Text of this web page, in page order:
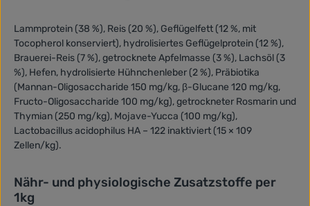
Lammprotein (38 %), Reis (20 %), Geflügelfett (12 %, mit
Tocopherol konserviert), hydrolisiertes Geflügelprotein (12 %),
Brauerei-Reis (7 %), getrocknete Apfelmasse (3 %), Lachsöl (3
%), Hefen, hydrolisierte Hühnchenleber (2 %), Präbiotika
(Mannan-Oligosaccharide 150 mg/kg, β-Glucane 120 mg/kg,
Fructo-Oligosaccharide 100 mg/kg), getrockneter Rosmarin und
Thymian (250 mg/kg), Mojave-Yucca (100 mg/kg),
Lactobacillus acidophilus HA – 122 inaktiviert (15 × 109
Zellen/kg).
Nähr- und physiologische Zusatzstoffe per
1kg